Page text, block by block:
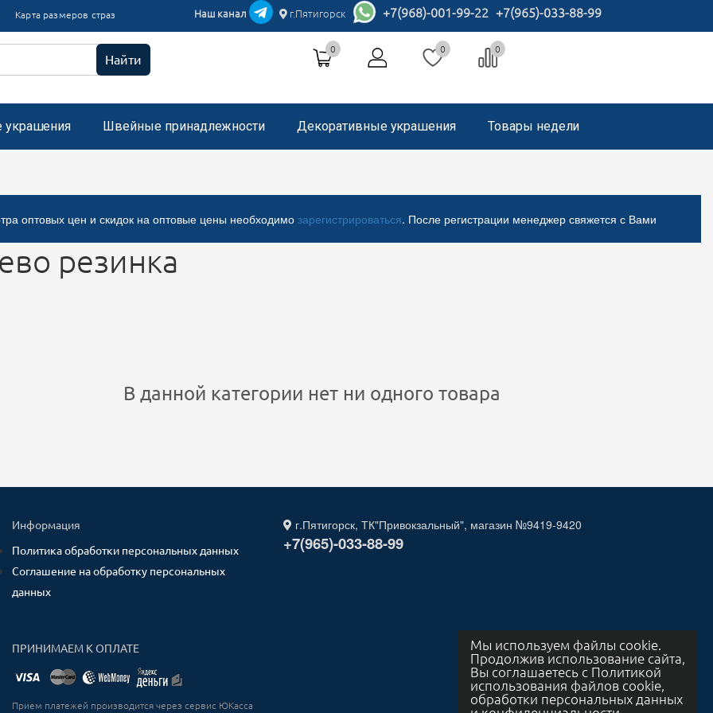
Мы используем файлы cookie.
Продолжив использование сайта,
Вы соглашаетесь с Политикой
использования файлов cookie,
обработки персональных данных
Карта размеров страз Наш канал г.Пятигорск +7(968)-001-99-22 +7(965)-033-88-99
Найти
0 0 0
украшения Швейные принадлежности Декоративные украшения
пришивные с микробисером
стразами, застежка "булавка"
Товары недели
оптовых цен и скидок на оптовые цены необходимо зарегистрироваться. После регистрации менеджер свяжется с Вами
резинка
В данной категории нет ни одного товара
Информация
Политика обработки персональных данных
Соглашение на обработку персональных
данных
ПРИНИМАЕМ К ОПЛАТЕ
Прием платежей производится через сервис ЮКасса
г.Пятигорск, ТК"Привокзальный", магазин №9419-9420
+7(965)-033-88-99